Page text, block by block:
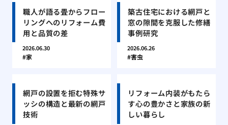
職人が語る畳からフロー
リングへのリフォーム費
用と品質の差
2026.06.30
家
築古住宅における網戸と
窓の隙間を克服した修繕
事例研究
2026.06.26
害虫
網戸の設置を拒む特殊サ
ッシの構造と最新の網戸
技術
リフォーム内装がもたら
す心の豊かさと家族の新
しい暮らし